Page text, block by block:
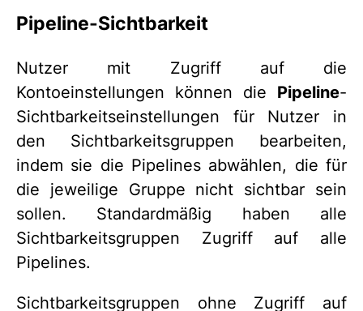
Pipeline-Sichtbarkeit
Nutzer mit Zugriff auf die
Kontoeinstellungen können die Pipeline-
Sichtbarkeitseinstellungen für Nutzer in
den Sichtbarkeitsgruppen bearbeiten,
indem sie die Pipelines abwählen, die für
die jeweilige Gruppe nicht sichtbar sein
sollen. Standardmäßig haben alle
Sichtbarkeitsgruppen Zugriff auf alle
Pipelines.
Sichtbarkeitsgruppen ohne Zugriff auf